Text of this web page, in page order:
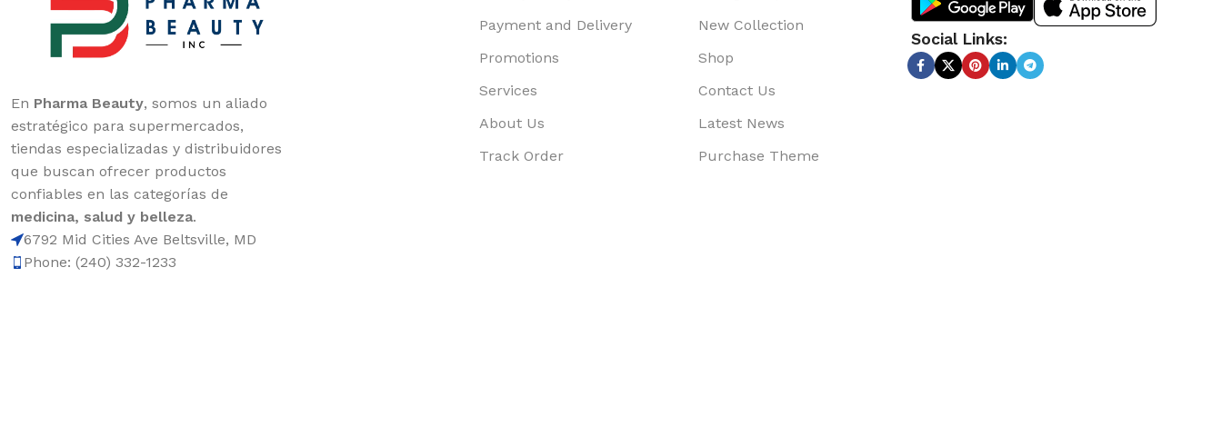
En Pharma Beauty, somos un aliado
estratégico para supermercados,
tiendas especializadas y distribuidores
que buscan ofrecer productos
confiables en las categorías de
medicina, salud y belleza.
6792 Mid Cities Ave Beltsville, MD
Phone: (240) 332-1233
Payment and Delivery
Promotions
Services
About Us
Track Order
New Collection
Shop
Contact Us
Latest News
Purchase Theme
Social Links: